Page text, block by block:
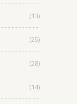
(13)
(25)
(28)
(14)